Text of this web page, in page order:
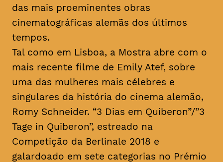
das mais proeminentes obras
cinematográficas alemãs dos últimos
tempos.
Tal como em Lisboa, a Mostra abre com o
mais recente filme de Emily Atef, sobre
uma das mulheres mais célebres e
singulares da história do cinema alemão,
Romy Schneider. “3 Dias em Quiberon”/”3
Tage in Quiberon”, estreado na
Competição da Berlinale 2018 e
galardoado em sete categorias no Prémio